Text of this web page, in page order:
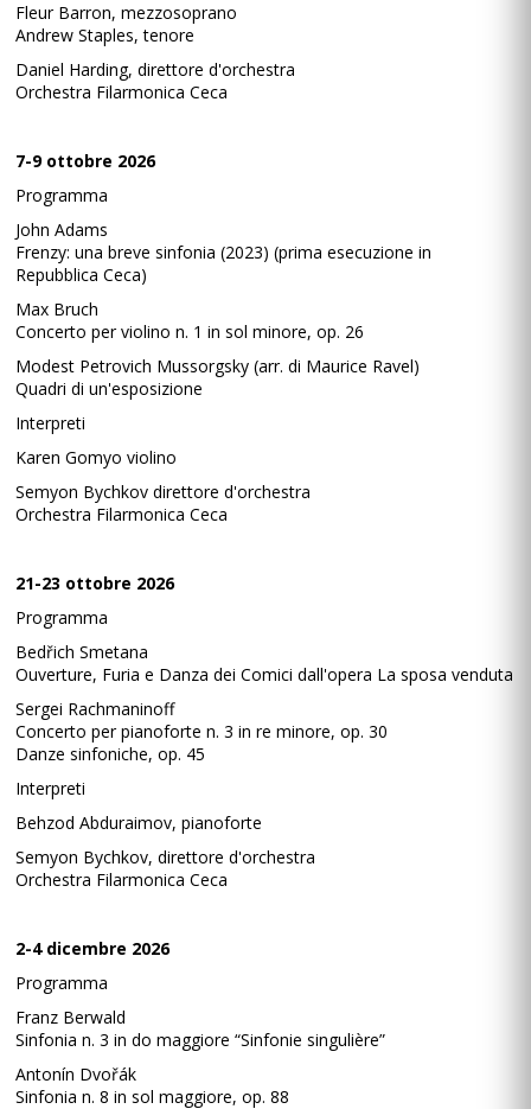
Fleur Barron, mezzosoprano
Andrew Staples, tenore
Daniel Harding, direttore d'orchestra
Orchestra Filarmonica Ceca
7-9 ottobre 2026
Programma
John Adams
Frenzy: una breve sinfonia (2023) (prima esecuzione in
Repubblica Ceca)
Max Bruch
Concerto per violino n. 1 in sol minore, op. 26
Modest Petrovich Mussorgsky (arr. di Maurice Ravel)
Quadri di un'esposizione
Interpreti
Karen Gomyo violino
Semyon Bychkov direttore d'orchestra
Orchestra Filarmonica Ceca
21-23 ottobre 2026
Programma
Bedřich Smetana
Ouverture, Furia e Danza dei Comici dall'opera La sposa venduta
Sergei Rachmaninoff
Concerto per pianoforte n. 3 in re minore, op. 30
Danze sinfoniche, op. 45
Interpreti
Behzod Abduraimov, pianoforte
Semyon Bychkov, direttore d'orchestra
Orchestra Filarmonica Ceca
2-4 dicembre 2026
Programma
Franz Berwald
Sinfonia n. 3 in do maggiore “Sinfonie singulière”
Antonín Dvořák
Sinfonia n. 8 in sol maggiore, op. 88